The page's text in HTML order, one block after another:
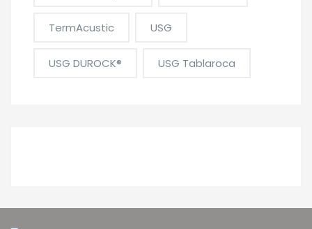
TermAcustic USG
USG DUROCK® USG Tablaroca